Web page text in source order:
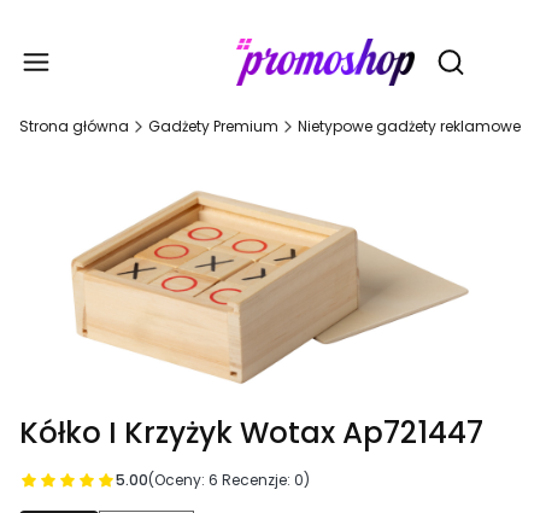
Otwórz
Strona główna Gadżety Premium Nietypowe gadżety reklamowe
Kółko I Krzyżyk Wotax Ap721447
5.00(Oceny: 6 Recenzje: 0)